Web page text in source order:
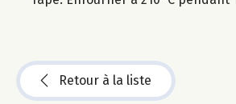
Retour à la liste